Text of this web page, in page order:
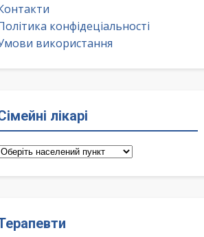
конфідеціальності
використання
лікарі